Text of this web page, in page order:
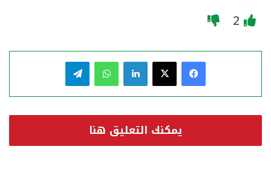
2
فيسبوك لينكدإن واتساب
يمكنك التعليق هنا